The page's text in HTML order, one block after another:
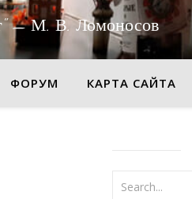
— М. В. Ломоносов
ФОРУМ КАРТА САЙТА